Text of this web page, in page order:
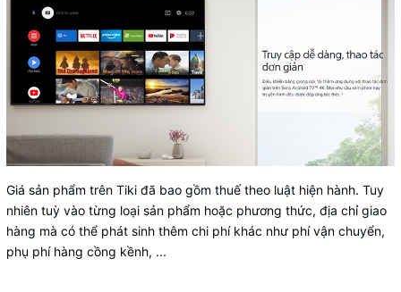
Giá sản phẩm trên Tiki đã bao gồm thuế theo luật hiện hành. Tuy
nhiên tuỳ vào từng loại sản phẩm hoặc phương thức, địa chỉ giao
hàng mà có thể phát sinh thêm chi phí khác như phí vận chuyển,
phụ phí hàng cồng kềnh, ...